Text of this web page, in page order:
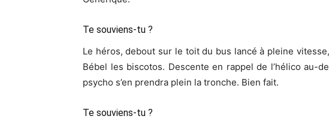
Te souviens-tu ?
Le héros, debout sur le toit du bus lancé à pleine
Bébel les biscotos. Descente en rappel de l’hélico au-
psycho s’en prendra plein la tronche. Bien fait.
Te souviens-tu ?